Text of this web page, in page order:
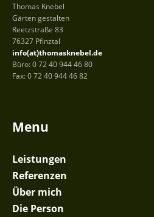
Thomas Knebel
Gärten gestalten
Reetzstraße 83
76327 Pfinztal
info(at)thomasknebel.de
Büro: 0 72 40 944 46 80
Fax: 0 72 40 944 46 82
Menu
Leistungen
Referenzen
Über mich
Die Person